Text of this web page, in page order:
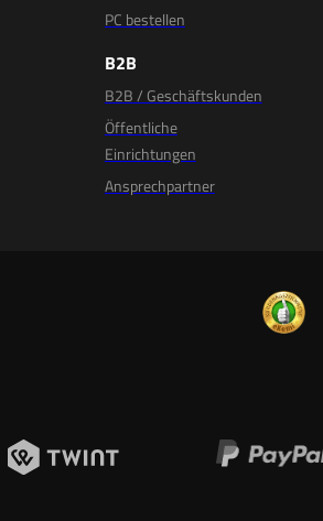
PC bestellen
B2B
B2B / Geschäftskunden
Öffentliche
Einrichtungen
Ansprechpartner